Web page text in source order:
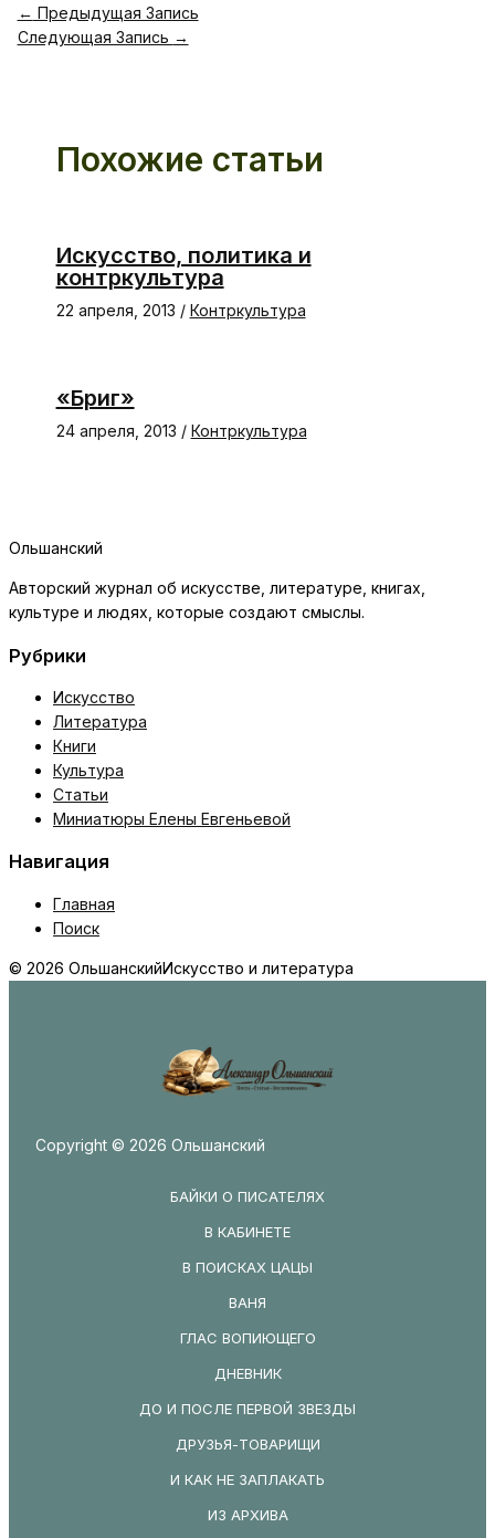
← Предыдущая Запись
Следующая Запись →
Похожие статьи
Искусство, политика и
контркультура
22 апреля, 2013 / Контркультура
«Бриг»
24 апреля, 2013 / Контркультура
Ольшанский
Авторский журнал об искусстве, литературе, книгах,
культуре и людях, которые создают смыслы.
Рубрики
Искусство
Литература
Книги
Культура
Статьи
Миниатюры Елены Евгеньевой
Навигация
Главная
Поиск
© 2026 ОльшанскийИскусство и литература
Copyright © 2026 Ольшанский
БАЙКИ О ПИСАТЕЛЯХ
В КАБИНЕТЕ
В ПОИСКАХ ЦАЦЫ
ВАНЯ
ГЛАС ВОПИЮЩЕГО
ДНЕВНИК
ДО И ПОСЛЕ ПЕРВОЙ ЗВЕЗДЫ
ДРУЗЬЯ-ТОВАРИЩИ
И КАК НЕ ЗАПЛАКАТЬ
ИЗ АРХИВА